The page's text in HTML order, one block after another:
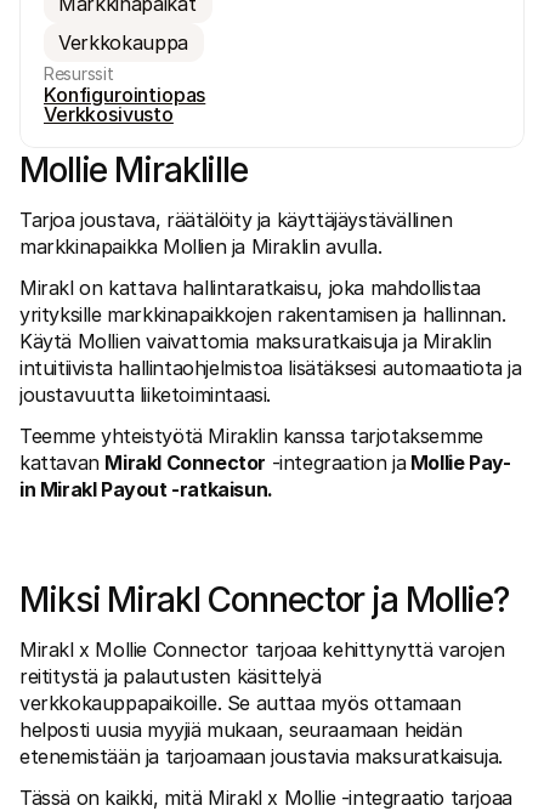
Verkkokauppa
Resurssit
Konfigurointiopas
Verkkosivusto
Mollie Miraklille
Tarjoa joustava, räätälöity ja käyttäjäystävällinen
markkinapaikka Mollien ja Miraklin avulla.
Mirakl on kattava hallintaratkaisu, joka mahdollistaa
yrityksille markkinapaikkojen rakentamisen ja hallinnan.
Käytä Mollien vaivattomia maksuratkaisuja ja Miraklin
intuitiivista hallintaohjelmistoa lisätäksesi automaatiota ja
joustavuutta liiketoimintaasi.
Teemme yhteistyötä Miraklin kanssa tarjotaksemme
kattavan Mirakl Connector -integraation ja Mollie Pay-
in Mirakl Payout -ratkaisun.
Miksi Mirakl Connector ja Mollie?
Mirakl x Mollie Connector tarjoaa kehittynyttä varojen
reititystä ja palautusten käsittelyä
verkkokauppapaikoille. Se auttaa myös ottamaan
helposti uusia myyjiä mukaan, seuraamaan heidän
etenemistään ja tarjoamaan joustavia maksuratkaisuja.
Tässä on kaikki, mitä Mirakl x Mollie -integraatio tarjoaa
Tekniset resurssit
Tutustu kehittäjäresursseihin ja päivityksiin
Kirjastot
Integroi Mollie käyttävalmiisiin kirjastoihin
Discord-yhteisö
Liity kehittäjäyhteisöömme
Tietoa Molliesta
Hinnoittelu
Katso hinnastomme
Meistä
Uutiset
Lue uusimmat Mollie-uutiset
Urat
Tule töihin meille - palkkaamme
Mollie
Mollie-asiakkaille
Ota yhteyttä meidän asiakastukitiimiimme
Ota yhteyttä myyntiin
Tutustu, kuinka voimme auttaa yritystäsi